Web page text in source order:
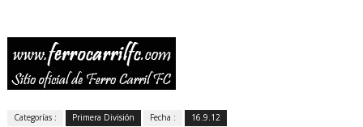
Categorías : Primera División Fecha : 16.9.12